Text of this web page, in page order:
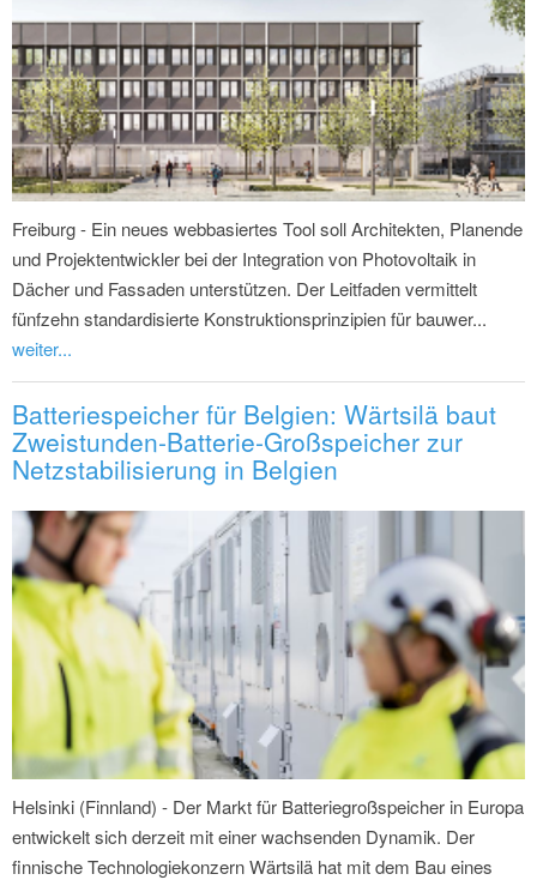
Freiburg - Ein neues webbasiertes Tool soll Architekten, Planende
und Projektentwickler bei der Integration von Photovoltaik in
Dächer und Fassaden unterstützen. Der Leitfaden vermittelt
fünfzehn standardisierte Konstruktionsprinzipien für bauwer...
weiter...
Batteriespeicher für Belgien: Wärtsilä baut
Zweistunden-Batterie-Großspeicher zur
Netzstabilisierung in Belgien
Helsinki (Finnland) - Der Markt für Batteriegroßspeicher in Europa
entwickelt sich derzeit mit einer wachsenden Dynamik. Der
finnische Technologiekonzern Wärtsilä hat mit dem Bau eines